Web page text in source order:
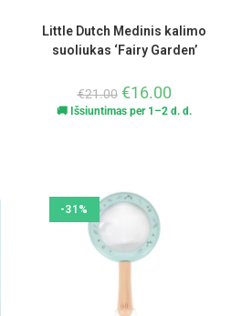
Little Dutch Medinis kalimo
suoliukas ‘Fairy Garden’
€21.00 €16.00
🚚 Išsiuntimas per 1–2 d. d.
-31%